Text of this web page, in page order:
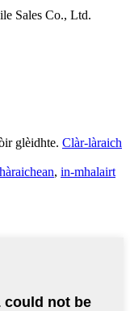
Sales Co., Ltd.
glèidhte. Clàr-làraich
, in-mhalairt